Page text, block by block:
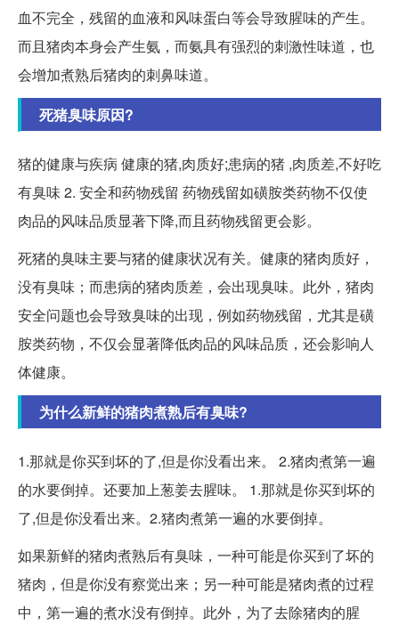
血不完全，残留的血液和风味蛋白等会导致腥味的产生。
而且猪肉本身会产生氨，而氨具有强烈的刺激性味道，也
会增加煮熟后猪肉的刺鼻味道。
死猪臭味原因?
猪的健康与疾病 健康的猪,肉质好;患病的猪 ,肉质差,不好吃
有臭味 2. 安全和药物残留 药物残留如磺胺类药物不仅使
肉品的风味品质显著下降,而且药物残留更会影。
死猪的臭味主要与猪的健康状况有关。健康的猪肉质好，
没有臭味；而患病的猪肉质差，会出现臭味。此外，猪肉
安全问题也会导致臭味的出现，例如药物残留，尤其是磺
胺类药物，不仅会显著降低肉品的风味品质，还会影响人
体健康。
为什么新鲜的猪肉煮熟后有臭味?
1.那就是你买到坏的了,但是你没看出来。 2.猪肉煮第一遍
的水要倒掉。还要加上葱姜去腥味。 1.那就是你买到坏的
了,但是你没看出来。2.猪肉煮第一遍的水要倒掉。
如果新鲜的猪肉煮熟后有臭味，一种可能是你买到了坏的
猪肉，但是你没有察觉出来；另一种可能是猪肉煮的过程
中，第一遍的煮水没有倒掉。此外，为了去除猪肉的腥